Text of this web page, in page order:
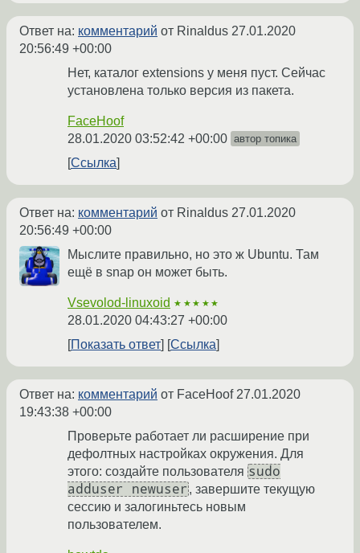
Ответ на: комментарий от Rinaldus 27.01.2020
20:56:49 +00:00
Нет, каталог extensions у меня пуст. Сейчас
установлена только версия из пакета.
FaceHoof
28.01.2020 03:52:42 +00:00 автор топика
Ссылка
Ответ на: комментарий от Rinaldus 27.01.2020
20:56:49 +00:00
Мыслите правильно, но это ж Ubuntu. Там
ещё в snap он может быть.
Vsevolod-linuxoid ★★★★★
28.01.2020 04:43:27 +00:00
Показать ответ
Ссылка
Ответ на: комментарий от FaceHoof27.01.2020
19:43:38 +00:00
Проверьте работает ли расширение при
дефолтных настройках окружения. Для
этого: создайте пользователя sudo
adduser newuser , завершите текущую
сессию и залогиньтесь новым
пользователем.